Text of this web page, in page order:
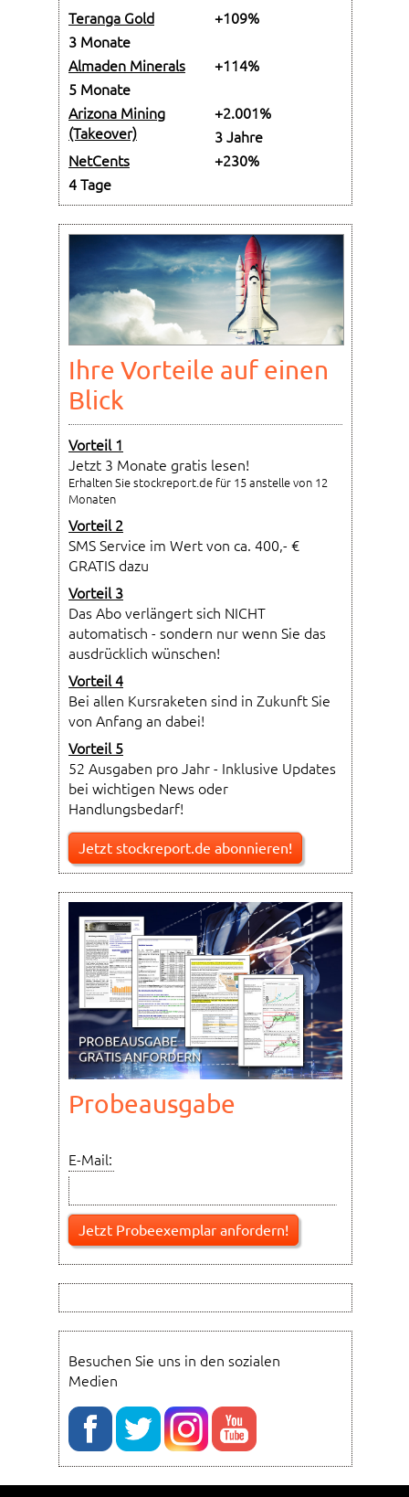
Teranga Gold
+109%
3 Monate
Almaden Minerals
+114%
5 Monate
Arizona Mining
(Takeover)
+2.001%
3 Jahre
NetCents
+230%
4 Tage
Ihre Vorteile auf einen
Blick
Vorteil 1
Jetzt 3 Monate gratis lesen!
Erhalten Sie stockreport.de für 15 anstelle von 12
Monaten
Vorteil 2
SMS Service im Wert von ca. 400,- €
GRATIS dazu
Vorteil 3
Das Abo verlängert sich NICHT
automatisch - sondern nur wenn Sie das
ausdrücklich wünschen!
Vorteil 4
Bei allen Kursraketen sind in Zukunft Sie
von Anfang an dabei!
Vorteil 5
52 Ausgaben pro Jahr - Inklusive Updates
bei wichtigen News oder
Handlungsbedarf!
Jetzt stockreport.de abonnieren!
Probeausgabe
E-Mail:
Besuchen Sie uns in den sozialen
Medien